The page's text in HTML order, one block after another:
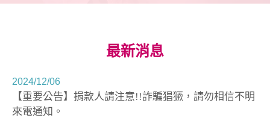
最新消息
2024/12/06
【重要公告】捐款人請注意!!詐騙猖獗，請勿相信不明
來電通知。